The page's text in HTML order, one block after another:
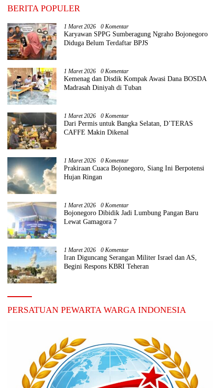
BERITA POPULER
1 Maret 2026 0 Komentar
Karyawan SPPG Sumberagung Ngraho Bojonegoro
Diduga Belum Terdaftar BPJS
1 Maret 2026 0 Komentar
Kemenag dan Disdik Kompak Awasi Dana BOSDA
Madrasah Diniyah di Tuban
1 Maret 2026 0 Komentar
Dari Permis untuk Bangka Selatan, D’TERAS
CAFFE Makin Dikenal
1 Maret 2026 0 Komentar
Prakiraan Cuaca Bojonegoro, Siang Ini Berpotensi
Hujan Ringan
1 Maret 2026 0 Komentar
Bojonegoro Dibidik Jadi Lumbung Pangan Baru
Lewat Gamagora 7
1 Maret 2026 0 Komentar
Iran Diguncang Serangan Militer Israel dan AS,
Begini Respons KBRI Teheran
PERSATUAN PEWARTA WARGA INDONESIA